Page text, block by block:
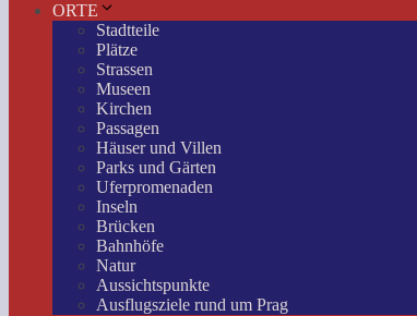
ORTE
Stadtteile
Plätze
Strassen
Museen
Kirchen
Passagen
Häuser und Villen
Parks und Gärten
Uferpromenaden
Inseln
Brücken
Bahnhöfe
Natur
Aussichtspunkte
Ausflugsziele rund um Prag